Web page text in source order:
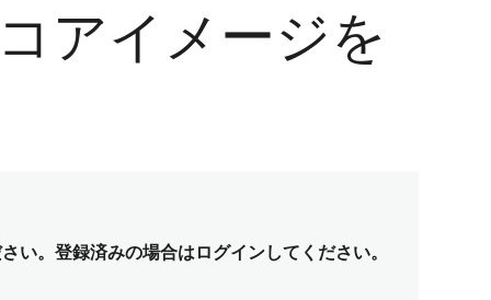
アイメージを
い。登録済みの場合はログインしてください。